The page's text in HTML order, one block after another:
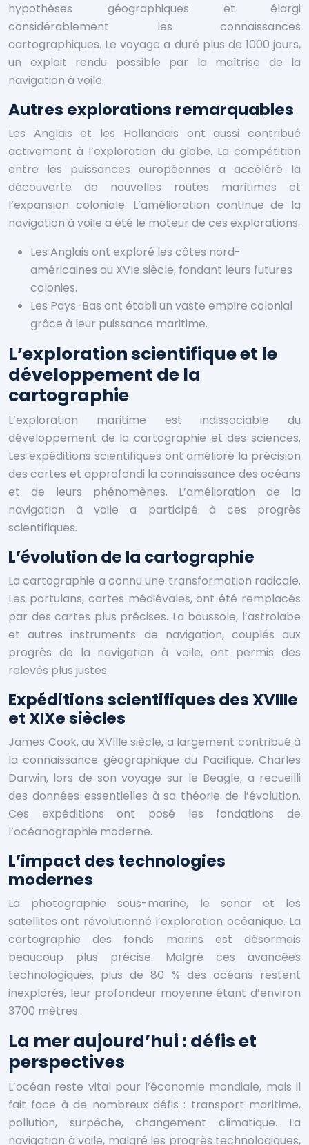
hypothèses géographiques et élargi
considérablement les connaissances
cartographiques. Le voyage a duré plus de 1000 jours,
un exploit rendu possible par la maîtrise de la
navigation à voile.
Autres explorations remarquables
Les Anglais et les Hollandais ont aussi contribué
activement à l’exploration du globe. La compétition
entre les puissances européennes a accéléré la
découverte de nouvelles routes maritimes et
l’expansion coloniale. L’amélioration continue de la
navigation à voile a été le moteur de ces explorations.
Les Anglais ont exploré les côtes nord-
américaines au XVIe siècle, fondant leurs futures
colonies.
Les Pays-Bas ont établi un vaste empire colonial
grâce à leur puissance maritime.
L’exploration scientifique et le
développement de la
cartographie
L’exploration maritime est indissociable du
développement de la cartographie et des sciences.
Les expéditions scientifiques ont amélioré la précision
des cartes et approfondi la connaissance des océans
et de leurs phénomènes. L’amélioration de la
navigation à voile a participé à ces progrès
scientifiques.
L’évolution de la cartographie
La cartographie a connu une transformation radicale.
Les portulans, cartes médiévales, ont été remplacés
par des cartes plus précises. La boussole, l’astrolabe
et autres instruments de navigation, couplés aux
progrès de la navigation à voile, ont permis des
relevés plus justes.
Expéditions scientifiques des XVIIIe
et XIXe siècles
James Cook, au XVIIIe siècle, a largement contribué à
la connaissance géographique du Pacifique. Charles
Darwin, lors de son voyage sur le Beagle, a recueilli
des données essentielles à sa théorie de l’évolution.
Ces expéditions ont posé les fondations de
l’océanographie moderne.
L’impact des technologies
modernes
La photographie sous-marine, le sonar et les
satellites ont révolutionné l’exploration océanique. La
cartographie des fonds marins est désormais
beaucoup plus précise. Malgré ces avancées
technologiques, plus de 80 % des océans restent
inexplorés, leur profondeur moyenne étant d’environ
3700 mètres.
La mer aujourd’hui : défis et
perspectives
L’océan reste vital pour l’économie mondiale, mais il
fait face à de nombreux défis : transport maritime,
pollution, surpêche, changement climatique. La
navigation à voile, malgré les progrès technologiques,